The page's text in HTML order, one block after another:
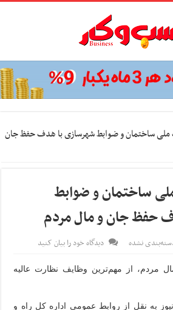
ملی ساختمان و ضوابط شهرسازی با هدف حفظ جان
ساختمان و ضوابط
حفظ جان و مال مردم
نشده دیدگاه خود را بیان کنید
مردم، از مهم‌ترین وظایف نظارت عالیه
به نقل از روابط عمومی اداره کل راه و